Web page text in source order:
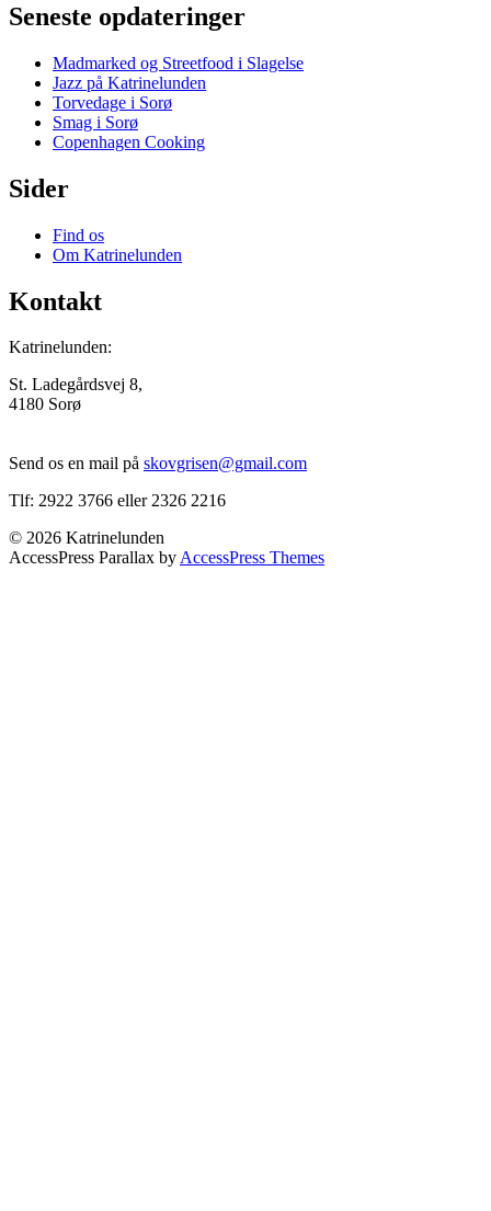
Seneste opdateringer
Madmarked og Streetfood i Slagelse
Jazz på Katrinelunden
Torvedage i Sorø
Smag i Sorø
Copenhagen Cooking
Sider
Find os
Om Katrinelunden
Kontakt
Katrinelunden:
St. Ladegårdsvej 8,
4180 Sorø
Send os en mail på skovgrisen@gmail.com
Tlf: 2922 3766 eller 2326 2216
© 2026 Katrinelunden
AccessPress Parallax byAccessPress Themes